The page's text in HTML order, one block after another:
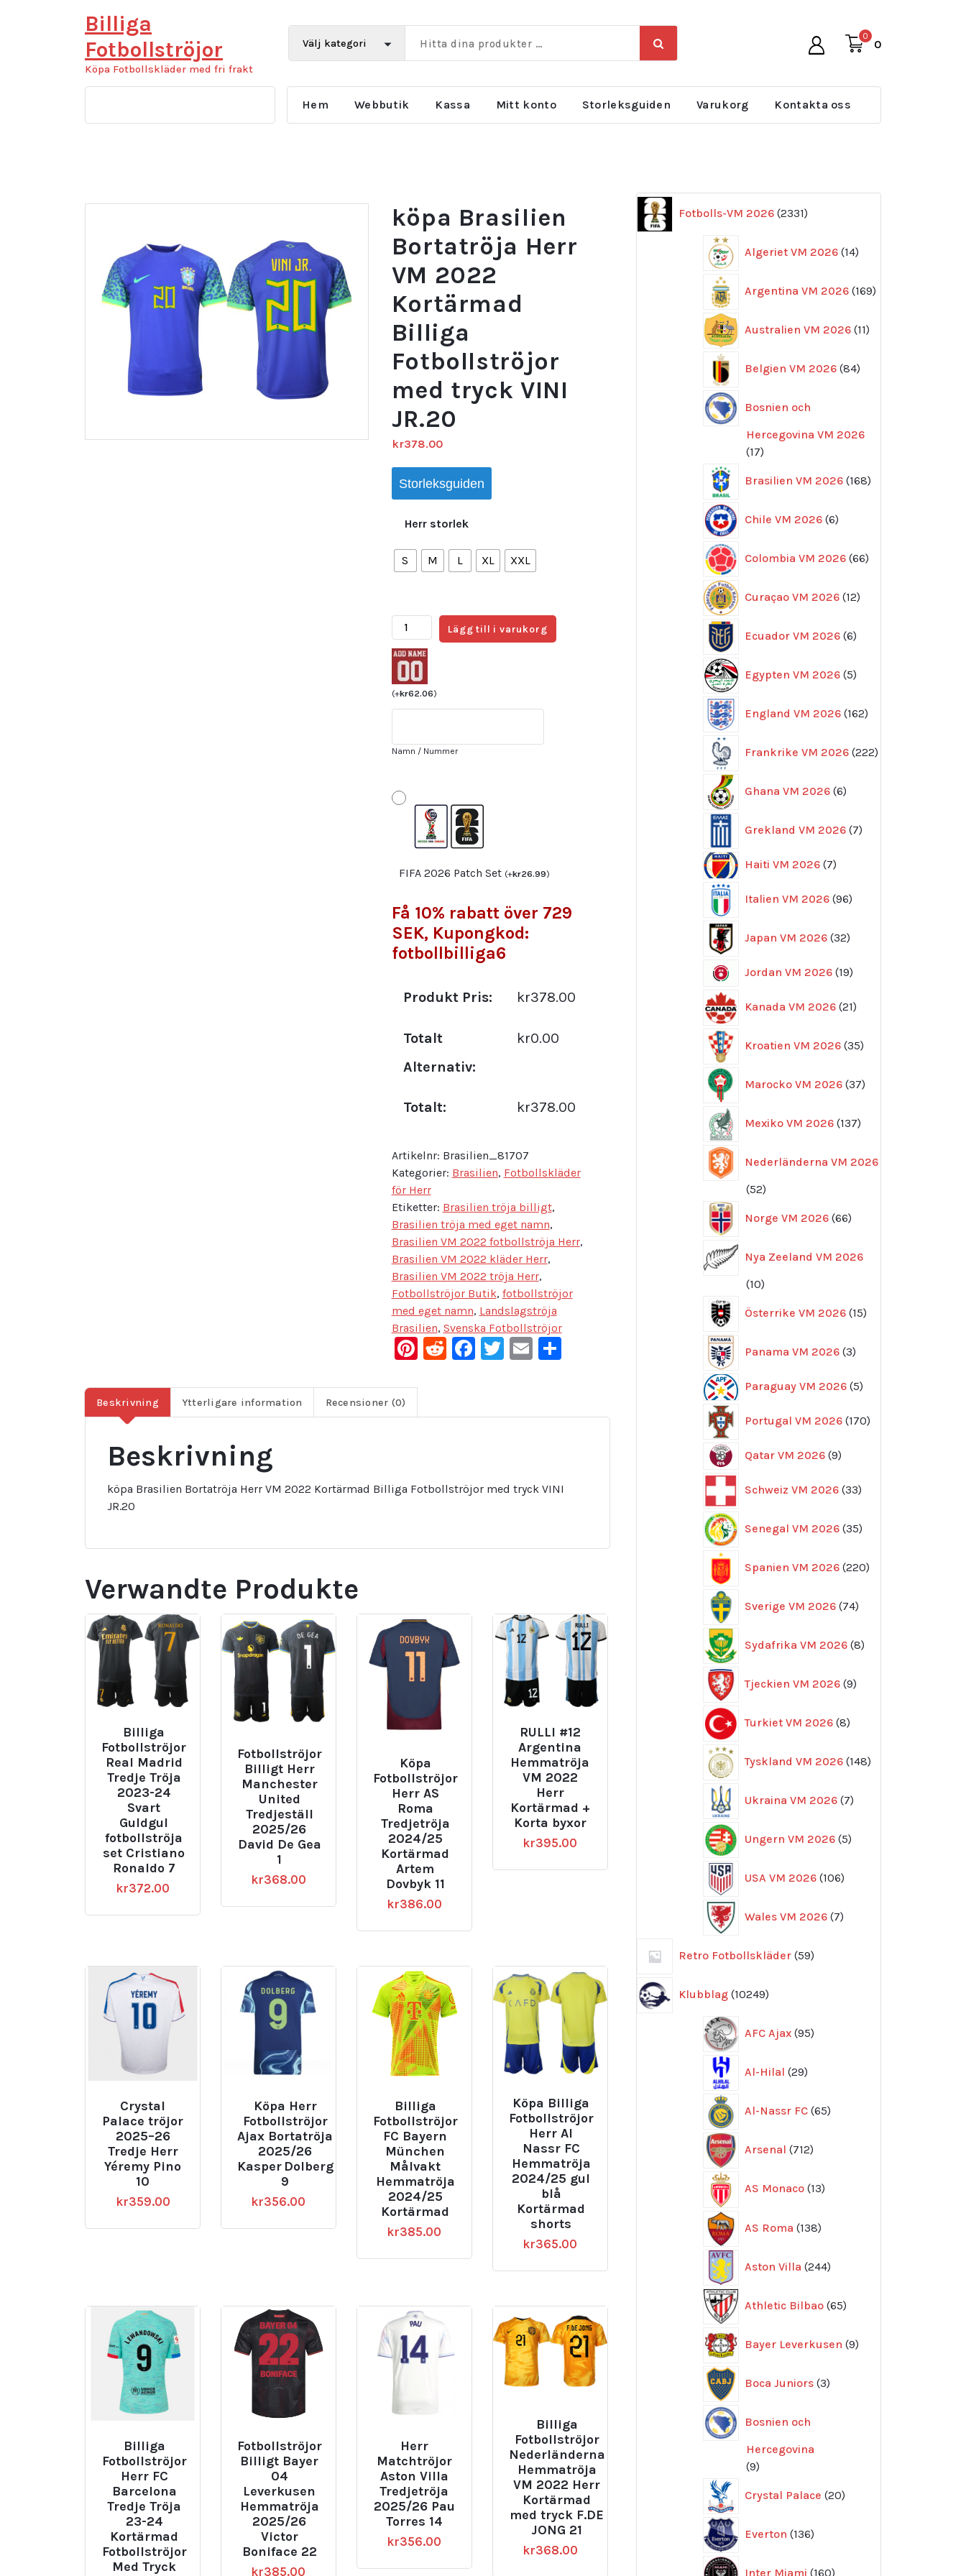
Billiga
Fotbollströjor
Köpa Fotbollskläder med fri frakt
0
0
Hem Webbutik Kassa Mitt konto Storleksguiden Varukorg Kontakta oss
köpa Brasilien
Bortatröja Herr
VM 2022
Kortärmad
Billiga
Fotbollströjor
med tryck VINI
JR.20
kr378.00
Storleksguiden
Herr storlek
S M L XL XXL
köpa
Brasilien
Bortatröja
Herr
VM
2022
Billiga
tryck
mängd
Lägg till i varukorg
(+kr62.06)
Namn / Nummer
FIFA 2026 Patch Set (+kr26.99)
Få 10% rabatt över 729
SEK, Kupongkod:
fotbollbilliga6
Produkt Pris: kr378.00
Totalt
Alternativ:
kr0.00
Totalt: kr378.00
Artikelnr: Brasilien_81707
Kategorier: Brasilien, Fotbollskläder
för Herr
Etiketter: Brasilien tröja billigt,
Brasilien tröja med eget namn,
Brasilien VM 2022 fotbollströja Herr,
Brasilien VM 2022 kläder Herr,
Brasilien VM 2022 tröja Herr,
Fotbollströjor Butik, fotbollströjor
med eget namn, Landslagströja
Brasilien, Svenska Fotbollströjor
Pinterest
Reddit
Facebook
Twitter
Email
Dela
Beskrivning Ytterligare information Recensioner (0)
Beskrivning
köpa Brasilien Bortatröja Herr VM 2022 Kortärmad Billiga Fotbollströjor med tryck VINI
JR.20
Verwandte Produkte
Billiga
Fotbollströjor
Real Madrid
Tredje Tröja
2023-24
Svart
Guldgul
fotbollströja
set Cristiano
Ronaldo 7
kr372.00
Fotbollströjor
Billigt Herr
Manchester
United
Tredjeställ
2025/26
David De Gea
1
kr368.00
Köpa
Fotbollströjor
Herr AS
Roma
Tredjetröja
2024/25
Kortärmad
Artem
Dovbyk 11
kr386.00
RULLI #12
Argentina
Hemmatröja
VM 2022
Herr
Kortärmad +
Korta byxor
kr395.00
Crystal
Palace tröjor
2025–26
Tredje Herr
Yéremy Pino
10
kr359.00
Köpa Herr
Fotbollströjor
Ajax Bortatröja
2025/26
Kasper Dolberg
9
kr356.00
Billiga
Fotbollströjor
FC Bayern
München
Målvakt
Hemmatröja
2024/25
Kortärmad
kr385.00
Köpa Billiga
Fotbollströjor
Herr Al
Nassr FC
Hemmatröja
2024/25 gul
blå
Kortärmad
shorts
kr365.00
Billiga
Fotbollströjor
Herr FC
Barcelona
Tredje Tröja
23-24
Kortärmad
Fotbollströjor
Med Tryck
Fotbollströjor
Billigt Bayer
04
Leverkusen
Hemmatröja
2025/26
Victor
Boniface 22
kr385.00
Herr
Matchtröjor
Aston Villa
Tredjetröja
2025/26 Pau
Torres 14
kr356.00
Billiga
Fotbollströjor
Nederländerna
Hemmatröja
VM 2022 Herr
Kortärmad
med tryck F.DE
JONG 21
kr368.00
Fotbolls-VM 2026 2331
produkter
Algeriet VM 2026 14
produkter
Argentina VM 2026 169
produkter
Australien VM 2026 11
produkter
Belgien VM 2026 84
produkter
Bosnien och
Hercegovina VM 2026
1717
Brasilien VM 2026 168
produkter
Chile VM 2026 6
produkter
Colombia VM 2026 66
produkter
Curaçao VM 2026 12
produkter
Ecuador VM 2026 6
produkter
Egypten VM 2026 5
produkter
England VM 2026 162
produkter
Frankrike VM 2026 222
produkter
Ghana VM 2026 6
produkter
Grekland VM 2026 7
produkter
Haiti VM 2026 77
Italien VM 2026 96
produkter
Japan VM 2026 32
produkter
Jordan VM 2026 1919
Kanada VM 2026 21
produkter
Kroatien VM 2026 35
produkter
Marocko VM 2026 37
produkter
Mexiko VM 2026 137
produkter
Nederländerna VM 2026
5252
Norge VM 2026 66
produkter
Nya Zeeland VM 2026
1010
Österrike VM 2026 15
produkter
Panama VM 2026 3
produkter
Paraguay VM 2026 55
Portugal VM 2026 170
produkter
Qatar VM 2026 99
Schweiz VM 2026 33
produkter
Senegal VM 2026 35
produkter
Spanien VM 2026 220
produkter
Sverige VM 2026 74
produkter
Sydafrika VM 2026 8
produkter
Tjeckien VM 2026 9
produkter
Turkiet VM 2026 8
produkter
Tyskland VM 2026 148
produkter
Ukraina VM 2026 7
produkter
Ungern VM 2026 5
produkter
USA VM 2026 106
produkter
Wales VM 2026 7
produkter
Retro Fotbollskläder 59
produkter
Klubblag 10249
produkter
AFC Ajax 95
produkter
Al-Hilal 29
produkter
Al-Nassr FC 65
produkter
Arsenal 712
produkter
AS Monaco 13
produkter
AS Roma 138
produkter
Aston Villa 244
produkter
Athletic Bilbao 65
produkter
Bayer Leverkusen 9
produkter
Boca Juniors 3
produkter
Bosnien och
Hercegovina
99
Crystal Palace 20
produkter
Everton 136
produkter
Inter Miami 160